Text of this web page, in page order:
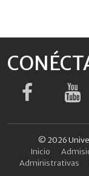
© 2026
Inicio
Administrativas